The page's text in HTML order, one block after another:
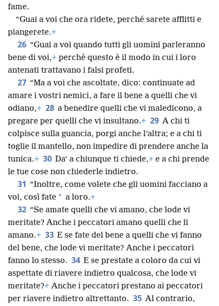
fame.
“Guai a voi che ora ridete, perché sarete afflitti e
piangerete.+
26 “Guai a voi quando tutti gli uomini parleranno
bene di voi,+ perché questo è il modo in cui i loro
antenati trattavano i falsi profeti.
27 “Ma a voi che ascoltate, dico: continuate ad
amare i vostri nemici, a fare il bene a quelli che vi
odiano,+ 28 a benedire quelli che vi maledicono, a
pregare per quelli che vi insultano.+ 29 A chi ti
colpisce sulla guancia, porgi anche l’altra; e a chi ti
toglie il mantello, non impedire di prendere anche la
tunica.+ 30 Da’ a chiunque ti chiede,+ e a chi prende
le tue cose non chiederle indietro.
31 “Inoltre, come volete che gli uomini facciano a
voi, così fate * a loro.+
32 “Se amate quelli che vi amano, che lode vi
meritate? Anche i peccatori amano quelli che li
amano.+ 33 E se fate del bene a quelli che vi fanno
del bene, che lode vi meritate? Anche i peccatori
fanno lo stesso. 34 E se prestate a coloro da cui vi
aspettate di riavere indietro qualcosa, che lode vi
meritate?+ Anche i peccatori prestano ai peccatori
per riavere indietro altrettanto. 35 Al contrario,